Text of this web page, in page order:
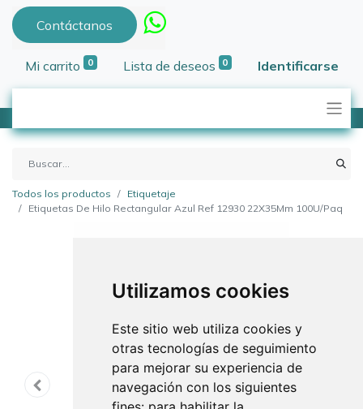
Utilizamos cookies
Este sitio web utiliza cookies y
otras tecnologías de seguimiento
para mejorar su experiencia de
navegación con los siguientes
Contáctanos
Mi carrito 0 Lista de deseos 0 Identificarse
Todos los productos
Etiquetaje
Etiquetas De Hilo Rectangular Azul Ref 12930 22X35Mm 100U/Paq